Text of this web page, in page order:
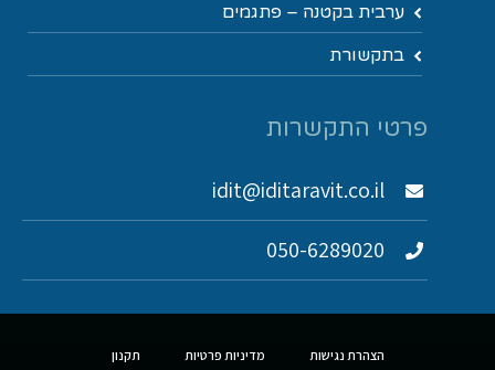
ערבית בקטנה – פתגמים
בתקשורת
פרטי התקשרות
idit@iditaravit.co.il
050-6289020
הצהרת נגישות מדיניות פרטיות תקנון